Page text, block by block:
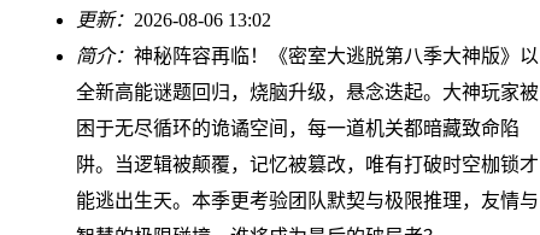
更新： 2026-08-06 13:02
简介： 神秘阵容再临！《密室大逃脱第八季大神版》以
全新高能谜题回归，烧脑升级，悬念迭起。大神玩家被
困于无尽循环的诡谲空间，每一道机关都暗藏致命陷
阱。当逻辑被颠覆，记忆被篡改，唯有打破时空枷锁才
能逃出生天。本季更考验团队默契与极限推理，友情与